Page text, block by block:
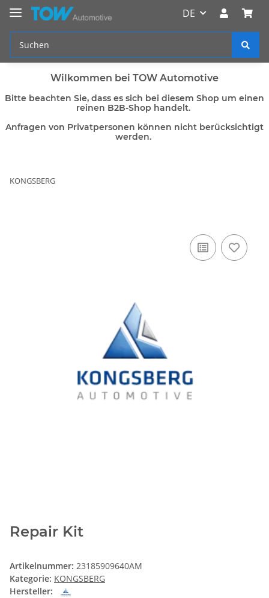
DE
Wilkommen bei TOW Automotive
Bitte beachten Sie, dass es sich bei diesem Shop um einen
reinen B2B-Shop handelt.
Anfragen von Privatpersonen können nicht berücksichtigt
werden.
KONGSBERG
Repair Kit
Artikelnummer: 23185909640AM
Kategorie: KONGSBERG
Hersteller: